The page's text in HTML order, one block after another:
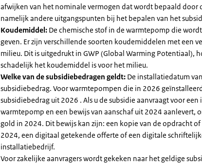
afwijken van het nominale vermogen dat wordt bepaald door
namelijk andere uitgangspunten bij het bepalen van het
Koudemiddel: De chemische stof in de warmtepomp die
geven. Er zijn verschillende soorten koudemiddelen met een
milieu. Dit is uitgedrukt in GWP (Global Warming Potentiaal),
schadelijk het koudemiddel is voor het milieu.
Welke van de subsidiebedragen geldt: De installatiedatum
subsidiebedrag. Voor warmtepompen die in 2026
subsidiebedrag uit 2026 . Als u de subsidie aanvraagt voor
warmtepomp en een bewijs van aanschaf uit 2024 aanlevert,
gold in 2024. Dit bewijs kan zijn: een kopie van de opdracht
2024, een digitaal getekende offerte of een digitale
installatiebedrijf.
Voor zakelijke aanvragers wordt gekeken naar het geldige